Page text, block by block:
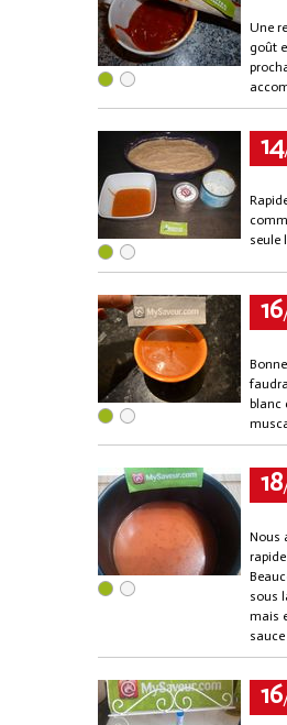
Une
goût
14
seule
16
blanc
18
Nous
sous
mais
16